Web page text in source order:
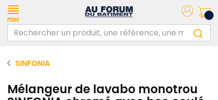
Menu
SINFONIA
Mélangeur de lavabo monotrou